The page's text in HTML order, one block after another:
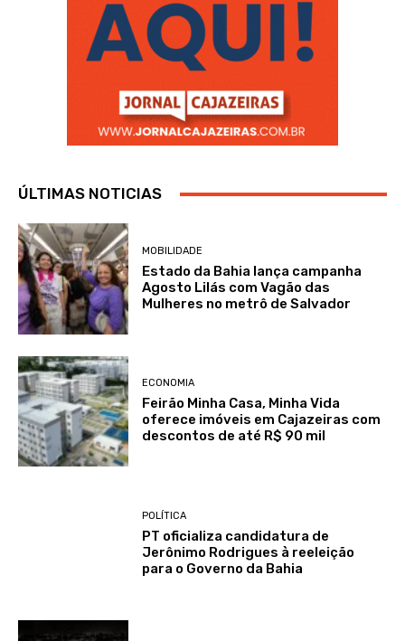
ÚLTIMAS NOTICIAS
MOBILIDADE
Estado da Bahia lança campanha
Agosto Lilás com Vagão das
Mulheres no metrô de Salvador
ECONOMIA
Feirão Minha Casa, Minha Vida
oferece imóveis em Cajazeiras com
descontos de até R$ 90 mil
POLÍTICA
PT oficializa candidatura de
Jerônimo Rodrigues à reeleição
para o Governo da Bahia